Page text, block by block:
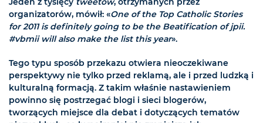
organizatorów, mówił: «One of the Top Catholic Stories
for 2011 is definitely going to be the Beatification of jpii.
#vbmii will also make the list this year».
Tego typu sposób przekazu otwiera nieoczekiwane
perspektywy nie tylko przed reklamą, ale i przed ludzką i
kulturalną formacją. Z takim właśnie nastawieniem
powinno się postrzegać blogi i sieci blogerów,
tworzących miejsce dla debat i dotyczących tematów